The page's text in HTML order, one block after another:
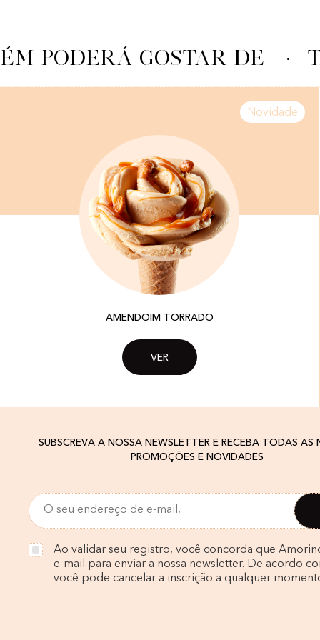
PODERÁ GOSTAR DE
Novidade
AMENDOIM TORRADO
VER
SUBSCREVA A NOSSA NEWSLETTER E RECEBA TODAS AS
PROMOÇÕES E NOVIDADES
Ao validar seu registro, você concorda que
e-mail para enviar a nossa newsletter. De acordo
você pode cancelar a inscrição a qualquer